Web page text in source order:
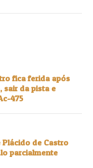
fica ferida após
sair da pista e
475
de Castro
parcialmente